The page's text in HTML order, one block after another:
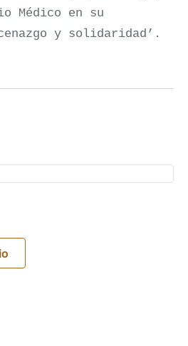
Médico en su
y solidaridad’.